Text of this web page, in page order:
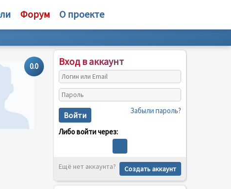
Форум О проекте
0.0 Вход в аккаунт
Войти Забыли пароль?
Либо войти через:
Ещё нет аккаунта? Создать аккаунт